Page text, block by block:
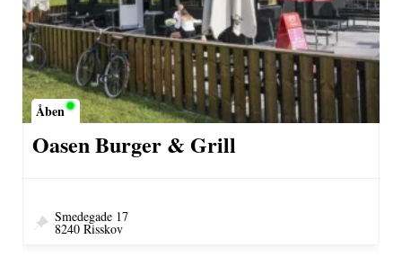
Åben
Oasen Burger & Grill
Smedegade 17
8240 Risskov